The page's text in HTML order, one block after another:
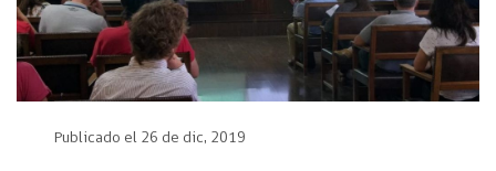
Publicado el 26 de dic, 2019